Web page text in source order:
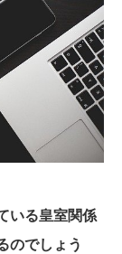
いる皇室関係
のでしょう